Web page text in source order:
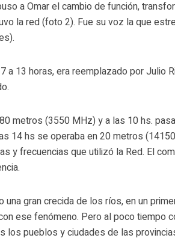
a Omar el cambio de función,
la red (foto 2). Fue su voz la que
a 13 horas, era reemplazado por Julio
metros (3550 MHz) y a las 10 hs.
14 hs se operaba en 20 metros
y frecuencias que utilizó la Red. El
una gran crecida de los ríos, en un
ese fenómeno. Pero al poco tiempo
los pueblos y ciudades de las